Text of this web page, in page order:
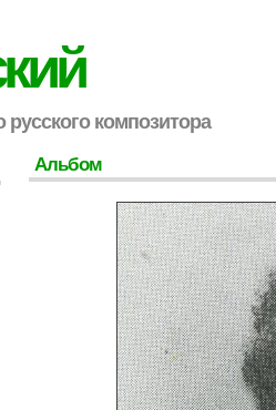
композитора
Альбом